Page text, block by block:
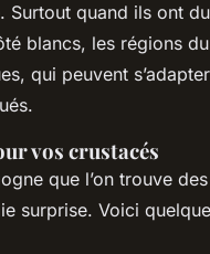
Surtout quand ils ont
blancs, les régions
qui peuvent
vos crustacés
que l’on trouve
surprise. Voici